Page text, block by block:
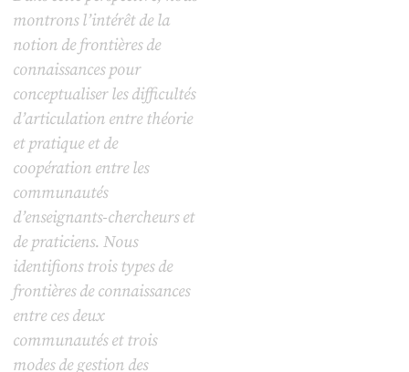
montrons l’intérêt de la
notion de frontières de
connaissances pour
conceptualiser les difficultés
d’articulation entre théorie
et pratique et de
coopération entre les
communautés
d’enseignants-chercheurs et
de praticiens. Nous
identifions trois types de
frontières de connaissances
entre ces deux
communautés et trois
modes de gestion des